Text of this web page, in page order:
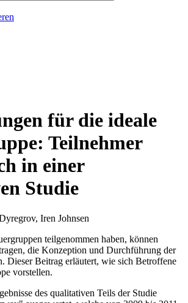
für die ideale
Teilnehmer
in einer
Studie
Iren Johnsen
teilgenommen haben, können
die Konzeption und Durchführung der
Dieser Beitrag erläutert, wie sich Betroffene
vorstellen.
des qualitativen Teils der Studie